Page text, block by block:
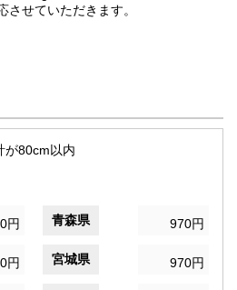
せていただきます。
が80cm以内
円 青森県 970円
円 宮城県 970円